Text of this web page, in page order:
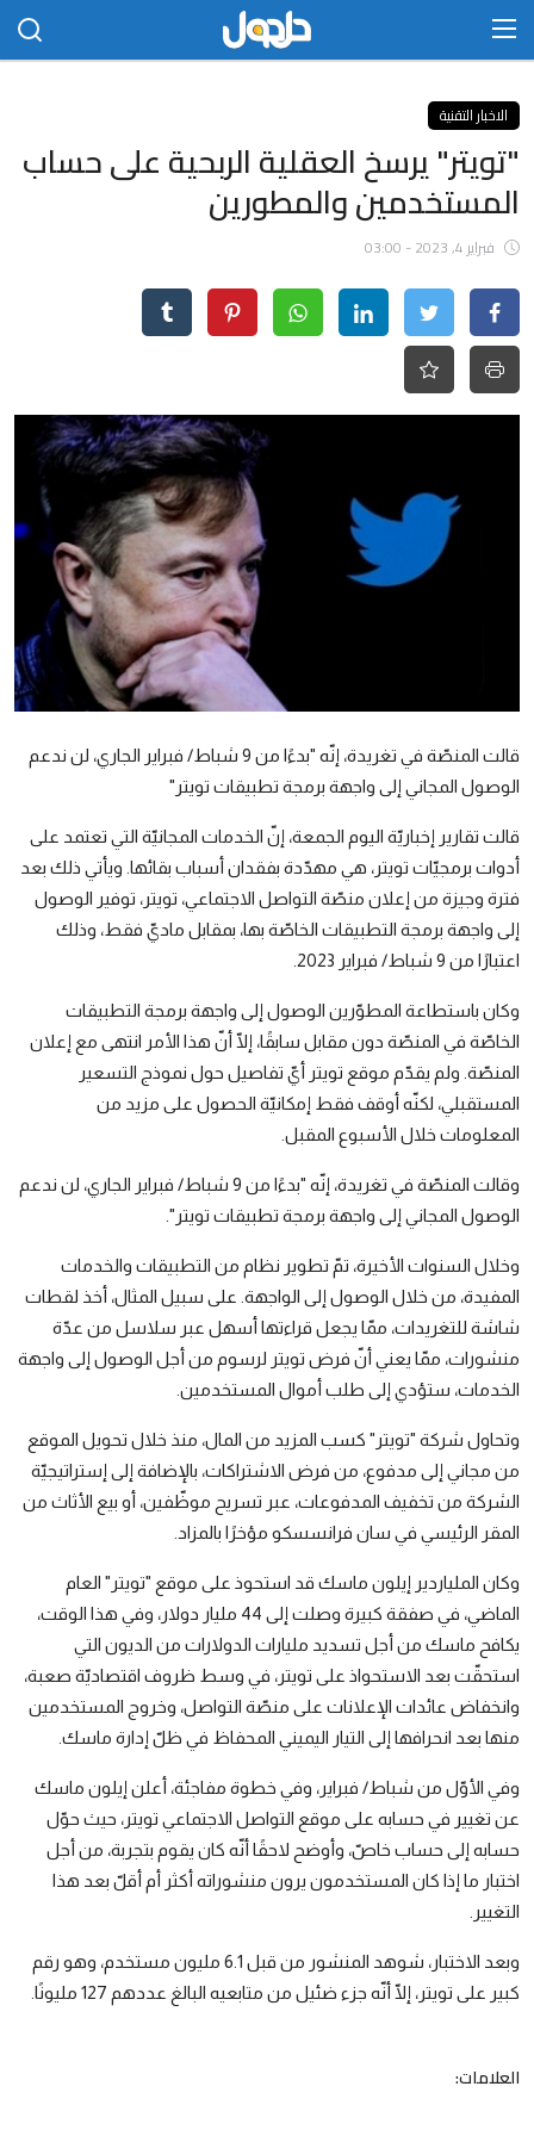
الدخول
الرئيسية
مجتمع
حلحول
أخبار
معرض الصور
صوتيات
التوجيهي
الاخبار التقنية
"تويتر" يرسخ العقلية الربحية على حساب
المستخدمين والمطورين
فبراير 4, 2023 - 03:00
قالت المنصّة في تغريدة، إنّه "بدءًا من 9 شباط/ فبراير الجاري، لن ندعم
الوصول المجاني إلى واجهة برمجة تطبيقات تويتر"
قالت تقارير إخباريّة اليوم الجمعة، إنّ الخدمات المجانيّة التي تعتمد على
أدوات برمجيّات تويتر، هي مهدّدة بفقدان أسباب بقائها. ويأتي ذلك بعد
فترة وجيزة من إعلان منصّة التواصل الاجتماعي، تويتر، توفير الوصول
إلى واجهة برمجة التطبيقات الخاصّة بها، بمقابل ماديّ فقط، وذلك
اعتبارًا من 9 شباط/ فبراير 2023.
وكان باستطاعة المطوّرين الوصول إلى واجهة برمجة التطبيقات
الخاصّة في المنصّة دون مقابل سابقًا، إلّا أنّ هذا الأمر انتهى مع إعلان
المنصّة. ولم يقدّم موقع تويتر أيّ تفاصيل حول نموذج التسعير
المستقبلي، لكنّه أوقف فقط إمكانيّة الحصول على مزيد من
المعلومات خلال الأسبوع المقبل.
وقالت المنصّة في تغريدة، إنّه "بدءًا من 9 شباط/ فبراير الجاري، لن ندعم
الوصول المجاني إلى واجهة برمجة تطبيقات تويتر".
وخلال السنوات الأخيرة، تمّ تطوير نظام من التطبيقات والخدمات
المفيدة، من خلال الوصول إلى الواجهة. على سبيل المثال، أخذ لقطات
شاشة للتغريدات، ممّا يجعل قراءتها أسهل عبر سلاسل من عدّة
منشورات، ممّا يعني أنّ فرض تويتر لرسوم من أجل الوصول إلى واجهة
الخدمات، ستؤدي إلى طلب أموال المستخدمين.
وتحاول شركة "تويتر" كسب المزيد من المال، منذ خلال تحويل الموقع
من مجاني إلى مدفوع، من فرض الاشتراكات، بالإضافة إلى إستراتيجيّة
الشركة من تخفيف المدفوعات، عبر تسريح موظّفين، أو بيع الأثاث من
المقر الرئيسي في سان فرانسسكو مؤخرًا بالمزاد.
وكان الملياردير إيلون ماسك قد استحوذ على موقع "تويتر" العام
الماضي، في صفقة كبيرة وصلت إلى 44 مليار دولار، وفي هذا الوقت،
يكافح ماسك من أجل تسديد مليارات الدولارات من الديون التي
استحقّت بعد الاستحواذ على تويتر، في وسط ظروف اقتصاديّة صعبة،
وانخفاض عائدات الإعلانات على منصّة التواصل، وخروج المستخدمين
منها بعد انحرافها إلى التيار اليميني المحفاظ في ظلّ إدارة ماسك.
وفي الأوّل من شباط/ فبراير، وفي خطوة مفاجئة، أعلن إيلون ماسك
عن تغيير في حسابه على موقع التواصل الاجتماعي تويتر، حيث حوّل
حسابه إلى حساب خاصّ، وأوضح لاحقًا أنّه كان يقوم بتجربة، من أجل
اختبار ما إذا كان المستخدمون يرون منشوراته أكثر أم أقلّ بعد هذا
التغيير.
وبعد الاختبار، شوهد المنشور من قبل 6.1 مليون مستخدم، وهو رقم
كبير على تويتر، إلّا أنّه جزء ضئيل من متابعيه البالغ عددهم 127 مليونًا.
العلامات: